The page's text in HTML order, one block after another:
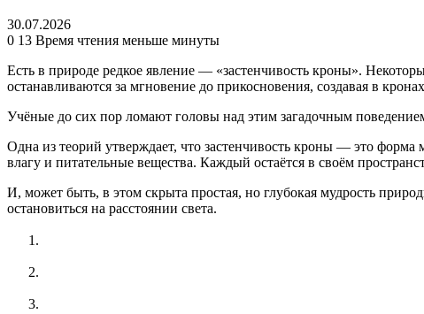
30.07.2026
0 13 Время чтения меньше минуты
Есть в природе редкое явление — «застенчивость кроны».
останавливаются за мгновение до прикосновения, создавая в
Учёные до сих пор ломают головы над этим загадочным
Одна из теорий утверждает, что застенчивость кроны — это форма
влагу и питательные вещества. Каждый остаётся в своём
И, может быть, в этом скрыта простая, но глубокая мудрость
остановиться на расстоянии света.